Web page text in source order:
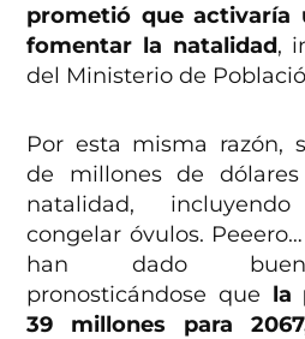
prometió que activaría
fomentar la natalidad,
del Ministerio de
Por esta misma razón,
de millones de
natalidad,
congelar óvulos.
han dado
pronosticándose que la
39 millones para